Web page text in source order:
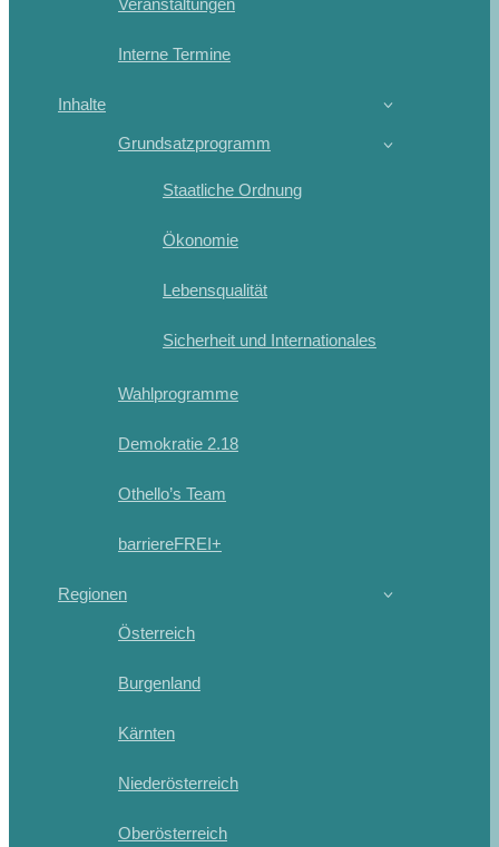
Interne Termine
Inhalte
Grundsatzprogramm
Staatliche Ordnung
Ökonomie
Lebensqualität
Sicherheit und Internationales
Wahlprogramme
Demokratie 2.18
Othello’s Team
barriereFREI+
Regionen
Österreich
Burgenland
Kärnten
Niederösterreich
Oberösterreich